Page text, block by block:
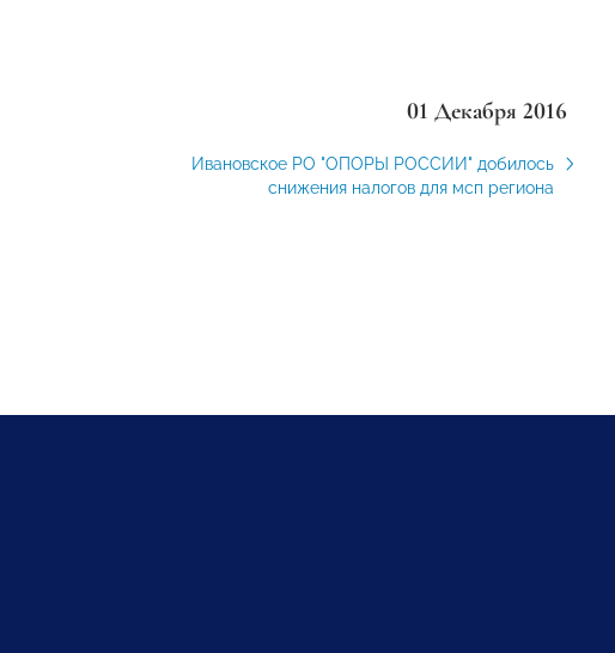
01 Декабря 2016
Ивановское РО "ОПОРЫ РОССИИ" добилось
снижения налогов для мсп региона